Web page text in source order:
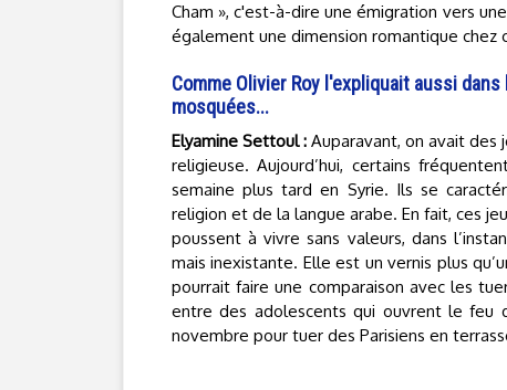
Cham », c'est-à-dire une émigration vers
également une dimension romantique chez
Comme Olivier Roy l'expliquait aussi
mosquées...
Elyamine Settoul : Auparavant, on avait des
religieuse. Aujourd’hui, certains
semaine plus tard en Syrie. Ils se
religion et de la langue arabe. En fait, ces
poussent à vivre sans valeurs, dans
mais inexistante. Elle est un vernis plus
pourrait faire une comparaison avec les
entre des adolescents qui ouvrent le feu
novembre pour tuer des Parisiens en